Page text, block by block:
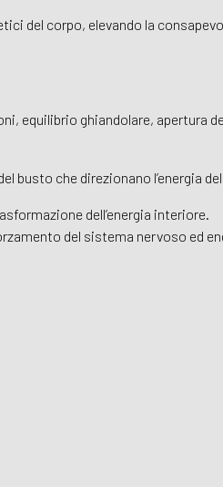
del corpo, elevando la
equilibrio ghiandolare, apertura
che direzionano l’energia
dell’energia interiore.
del sistema nervoso ed